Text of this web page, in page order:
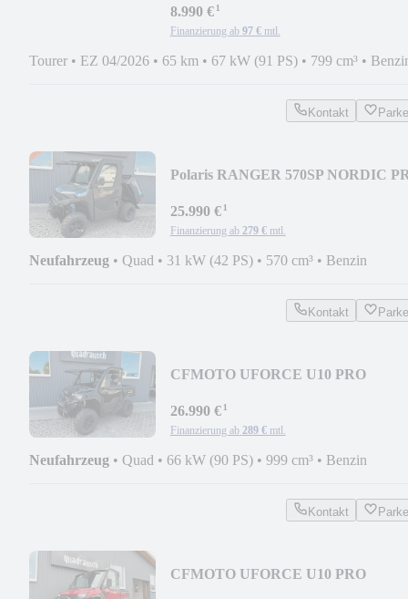
8.990 €¹
Finanzierung ab 97 € mtl.
Tourer • EZ 04/2026 • 65 km • 67 kW (91 PS) • 799 cm³ •
Kontakt
Polaris RANGER 570SP NORDIC
25.990 €¹
Finanzierung ab 279 € mtl.
Neufahrzeug • Quad • 31 kW (42 PS) • 570 cm³ • Benzin
Kontakt
CFMOTO UFORCE U10 PRO
2026
26.990 €¹
Finanzierung ab 289 € mtl.
Neufahrzeug • Quad • 66 kW (90 PS) • 999 cm³ • Benzin
Kontakt
CFMOTO UFORCE U10 PRO